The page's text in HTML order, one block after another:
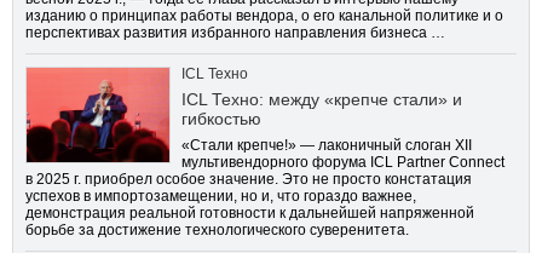
изданию о принципах работы вендора, о его канальной политике и о
перспективах развития избранного направления бизнеса …
ICL Техно
ICL Техно: между «крепче стали» и
гибкостью
«Стали крепче!» — лаконичный слоган XII
мультивендорного форума ICL Partner Connect
в 2025 г. приобрел особое значение. Это не просто констатация
успехов в импортозамещении, но и, что гораздо важнее,
демонстрация реальной готовности к дальнейшей напряженной
борьбе за достижение технологического суверенитета.